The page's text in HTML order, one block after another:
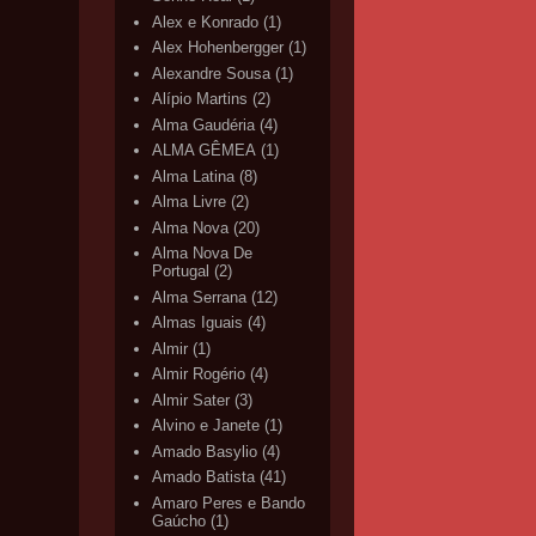
Alex e Konrado (1)
Alex Hohenbergger (1)
Alexandre Sousa (1)
Alípio Martins (2)
Alma Gaudéria (4)
ALMA GÊMEA (1)
Alma Latina (8)
Alma Livre (2)
Alma Nova (20)
Alma Nova De
Portugal (2)
Alma Serrana (12)
Almas Iguais (4)
Almir (1)
Almir Rogério (4)
Almir Sater (3)
Alvino e Janete (1)
Amado Basylio (4)
Amado Batista (41)
Amaro Peres e Bando
Gaúcho (1)